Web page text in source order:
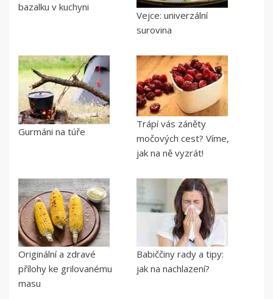
bazalku v kuchyni
Vejce: univerzální
surovina
Gurmáni na túře
Trápí vás záněty
močových cest? Víme,
jak na ně vyzrát!
Originální a zdravé
přílohy ke grilovanému
masu
Babiččiny rady a tipy:
jak na nachlazení?